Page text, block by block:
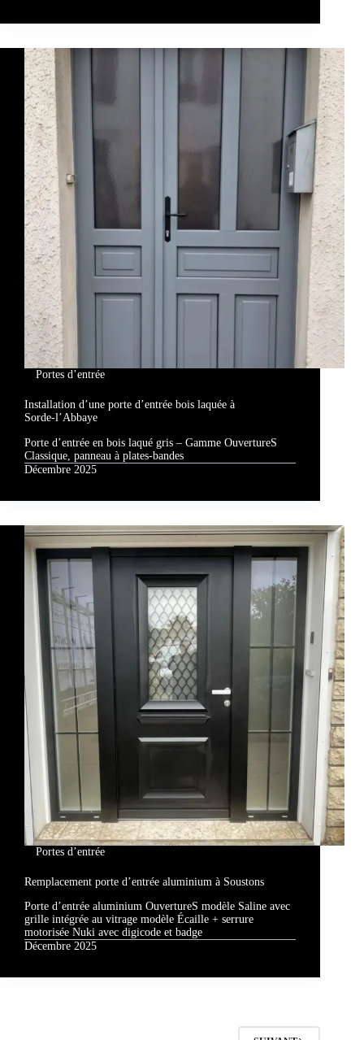
Portes d’entrée
Installation d’une porte d’entrée bois laquée à
Sorde‑l’Abbaye
Porte d’entrée en bois laqué gris – Gamme OuvertureS
Classique, panneau à plates-bandes
Décembre 2025
Portes d’entrée
Remplacement porte d’entrée aluminium à Soustons
Porte d’entrée aluminium OuvertureS modèle Saline avec
grille intégrée au vitrage modèle Écaille + serrure
motorisée Nuki avec digicode et badge
Décembre 2025